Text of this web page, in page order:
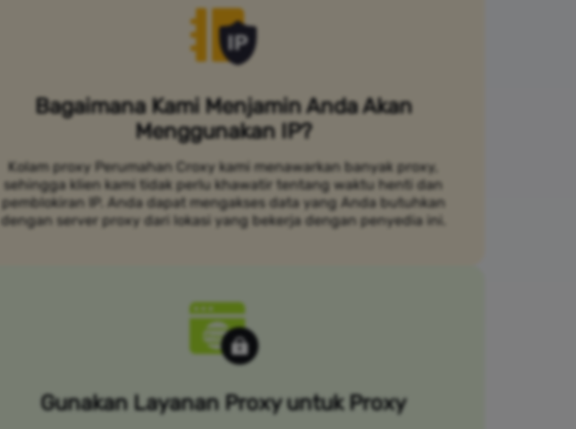
Bagaimana Kami Menjamin Anda Akan
Menggunakan IP?
Kolam proxy Perumahan Croxy kami menawarkan banyak proxy,
sehingga klien kami tidak perlu khawatir tentang waktu henti dan
pemblokiran IP. Anda dapat mengakses data yang Anda butuhkan
dengan server proxy dari lokasi yang bekerja dengan penyedia ini.
Gunakan Layanan Proxy untuk Proxy